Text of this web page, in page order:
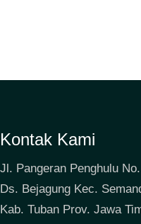
Kontak Kami
Jl. Pangeran Penghulu
Ds. Bejagung Kec.
Kab. Tuban Prov. Jawa